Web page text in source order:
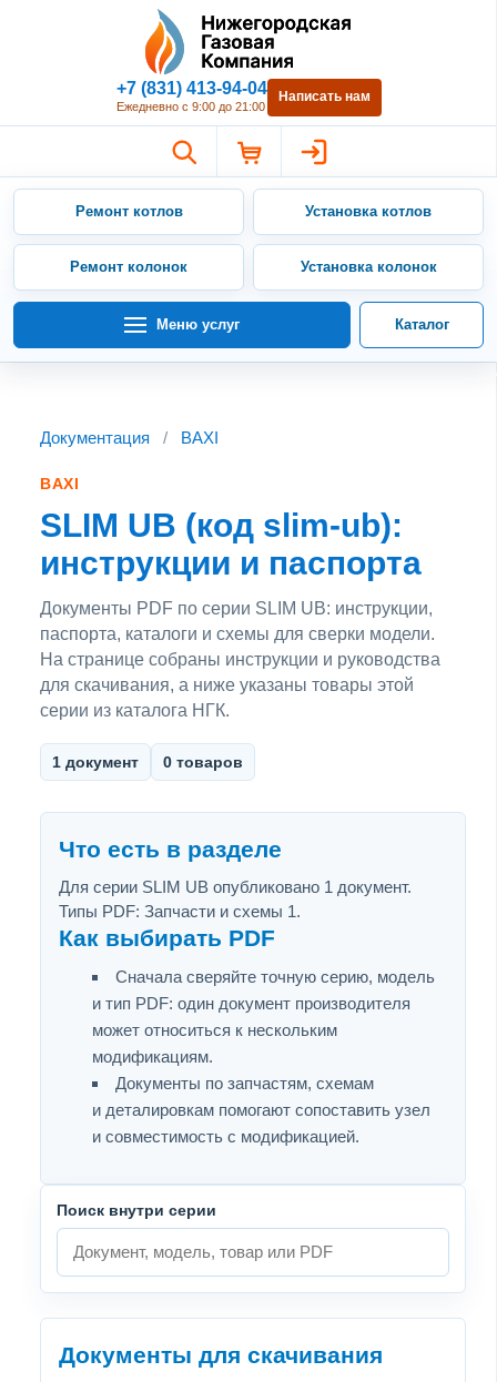
Нижегородская Газовая
+7 (831) 413-94-04
Ежедневно с 9:00 до 21:00
Написать нам
Ремонт котлов Установка котлов
Ремонт колонок Установка колонок
Меню услуг Каталог
Документация / BAXI
BAXI
SLIM UB (код slim-ub):
инструкции и паспорта
Документы PDF по серии SLIM UB: инструкции,
паспорта, каталоги и схемы для сверки модели.
На странице собраны инструкции и руководства
для скачивания, а ниже указаны товары этой
серии из каталога НГК.
1 документ 0 товаров
Что есть в разделе
Для серии SLIM UB опубликовано 1 документ.
Типы PDF: Запчасти и схемы 1.
Как выбирать PDF
Сначала сверяйте точную серию, модель
и тип PDF: один документ производителя
может относиться к нескольким
модификациям.
Документы по запчастям, схемам
и деталировкам помогают сопоставить узел
и совместимость с модификацией.
Поиск внутри серии
Документы для скачивания